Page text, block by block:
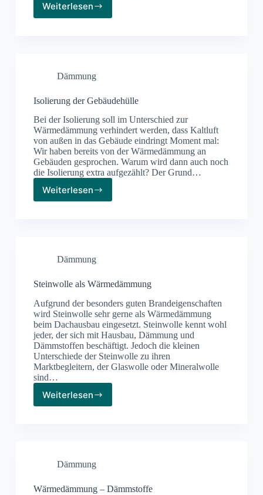
WeiterlesenDachdämmung
Dämmung
Isolierung der Gebäudehülle
Bei der Isolierung soll im Unterschied zur
Wärmedämmung verhindert werden, dass Kaltluft
von außen in das Gebäude eindringt Moment mal:
Wir haben bereits von der Wärmedämmung an
Gebäuden gesprochen. Warum wird dann auch noch
die Isolierung extra aufgezählt? Der Grund…
Weiterlesen
Isolierung
Dämmung
Steinwolle als Wärmedämmung
Aufgrund der besonders guten Brandeigenschaften
wird Steinwolle sehr gerne als Wärmedämmung
beim Dachausbau eingesetzt. Steinwolle kennt wohl
jeder, der sich mit Hausbau, Dämmung und
Dämmstoffen beschäftigt. Jedoch die kleinen
Unterschiede der Steinwolle zu ihren
Marktbegleitern, der Glaswolle oder Mineralwolle
sind…
Weiterlesen
Steinwolle
Dämmung
Wärmedämmung – Dämmstoffe